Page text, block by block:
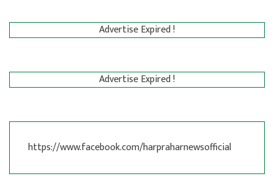
Advertise Expired !
Advertise Expired !
https://www.facebook.com/harpraharnewsofficial